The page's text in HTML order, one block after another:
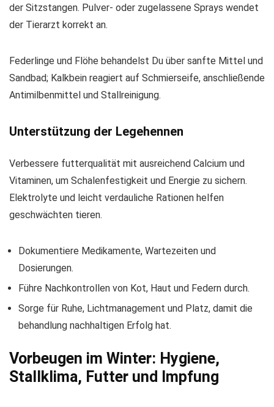
der Sitzstangen. Pulver- oder zugelassene Sprays wendet
der Tierarzt korrekt an.
Federlinge und Flöhe behandelst Du über sanfte Mittel und
Sandbad; Kalkbein reagiert auf Schmierseife, anschließende
Antimilbenmittel und Stallreinigung.
Unterstützung der Legehennen
Verbessere futterqualität mit ausreichend Calcium und
Vitaminen, um Schalenfestigkeit und Energie zu sichern.
Elektrolyte und leicht verdauliche Rationen helfen
geschwächten tieren.
Dokumentiere Medikamente, Wartezeiten und
Dosierungen.
Führe Nachkontrollen von Kot, Haut und Federn durch.
Sorge für Ruhe, Lichtmanagement und Platz, damit die
behandlung nachhaltigen Erfolg hat.
Vorbeugen im Winter: Hygiene,
Stallklima, Futter und Impfung